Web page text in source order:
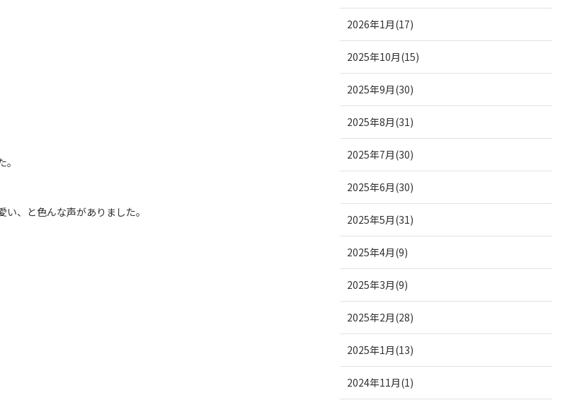
、と色んな声がありました。
2026年1月(17)
2025年10月(15)
2025年9月(30)
2025年8月(31)
2025年7月(30)
2025年6月(30)
2025年5月(31)
2025年4月(9)
2025年3月(9)
2025年2月(28)
2025年1月(13)
2024年11月(1)